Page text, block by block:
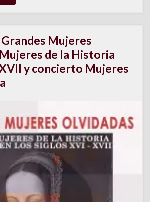
Mujeres
de la Historia
y concierto Mujeres